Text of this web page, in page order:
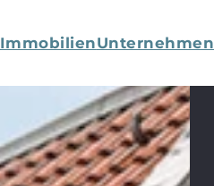
ImmobilienUnternehmen